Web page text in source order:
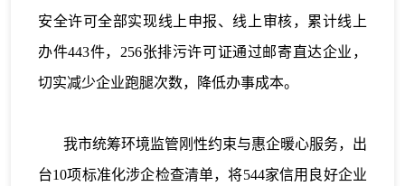
安全许可全部实现线上申报、线上审核，累计线上
办件443件，256张排污许可证通过邮寄直达企业，
切实减少企业跑腿次数，降低办事成本。
我市统筹环境监管刚性约束与惠企暖心服务，出
台10项标准化涉企检查清单，将544家信用良好企业